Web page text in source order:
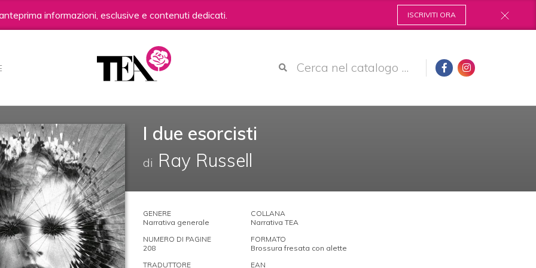
informazioni, esclusive e contenuti dedicati. ISCRIVITI ORA
I due esorcisti
di Ray Russell
GENERE
Narrativa generale
COLLANA
Narrativa TEA
NUMERO DI PAGINE
208
FORMATO
Brossura fresata con alette
TRADUTTORE
EAN